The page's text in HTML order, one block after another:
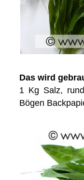
Das wird
1 Kg Salz,
Bögen